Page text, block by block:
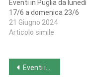
Eventi in Puglia da lunedì
17/6 a domenica 23/6
21 Giugno 2024
Articolo simile
Navigazione
Eventi in Piemonte da lunedì 17/6 a domenica 23/6